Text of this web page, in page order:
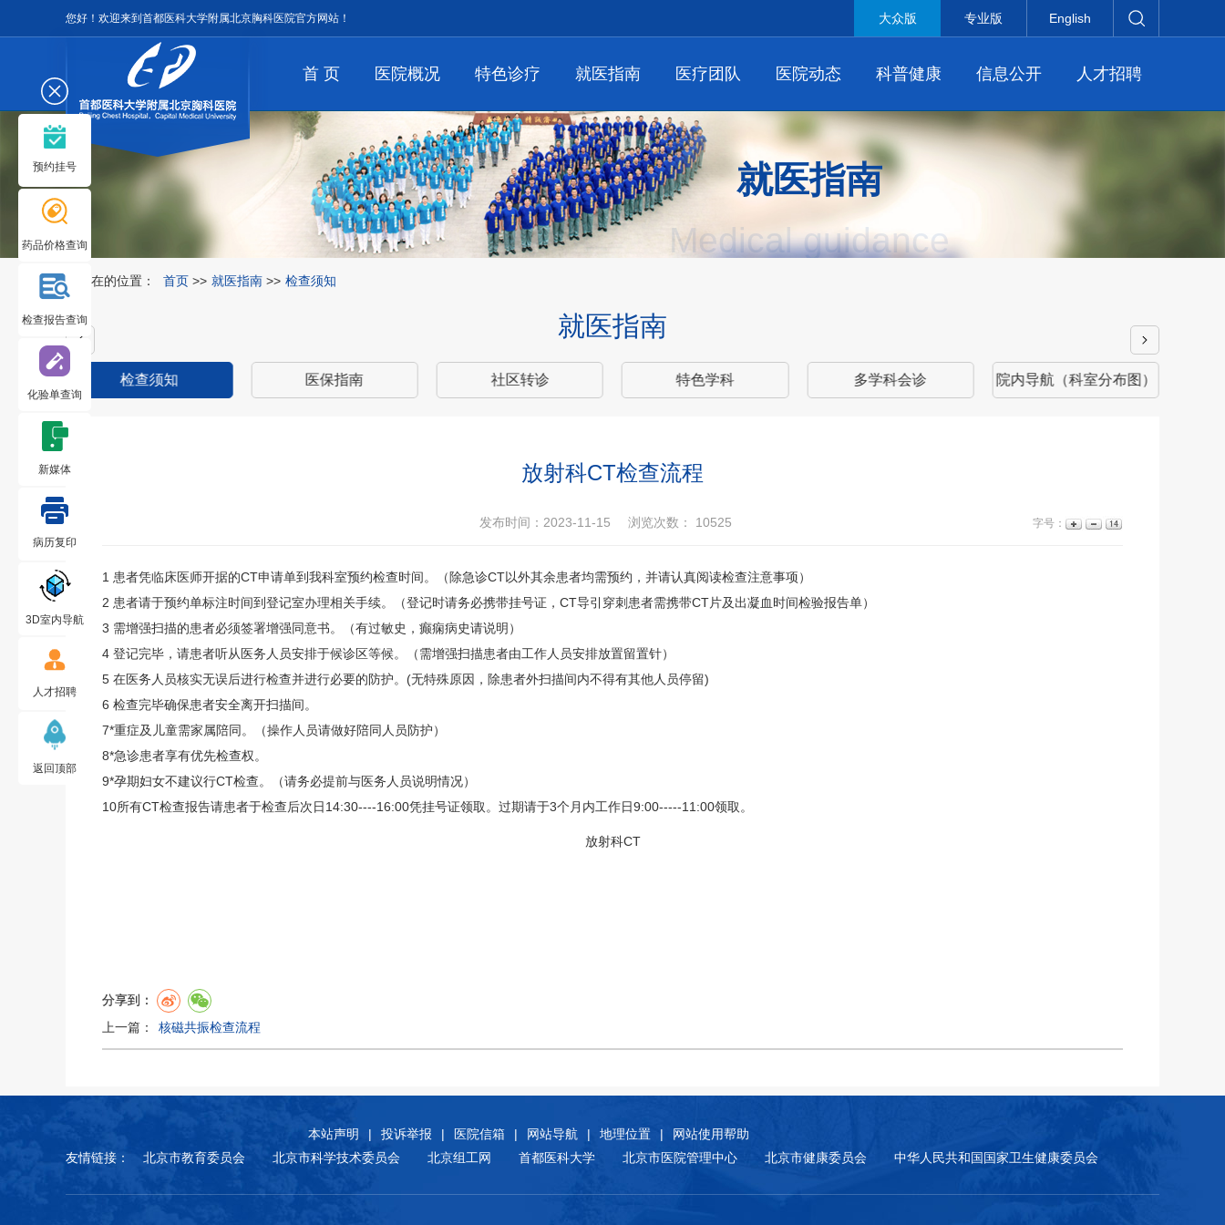
您好！欢迎来到首都医科大学附属北京胸科医院官方网站！ 大众版 专业版 English
首 页 医院概况 特色诊疗 就医指南 医疗团队 医院动态 科普健康 信息公开 人才招聘
就医指南
Medical guidance
您所在的位置： 首页 >> 就医指南 >> 检查须知
就医指南
检查须知 医保指南 社区转诊 特色学科 多学科会诊 院内导航（科室分布图）
放射科CT检查流程
发布时间：2023-11-15 浏览次数： 10525 字号：
1 患者凭临床医师开据的CT申请单到我科室预约检查时间。（除急诊CT以外其余患者均需预约，并请认真阅读检查注意事项）
2 患者请于预约单标注时间到登记室办理相关手续。（登记时请务必携带挂号证，CT导引穿刺患者需携带CT片及出凝血时间检验报告单）
3 需增强扫描的患者必须签署增强同意书。（有过敏史，癫痫病史请说明）
4 登记完毕，请患者听从医务人员安排于候诊区等候。（需增强扫描患者由工作人员安排放置留置针）
5 在医务人员核实无误后进行检查并进行必要的防护。(无特殊原因，除患者外扫描间内不得有其他人员停留)
6 检查完毕确保患者安全离开扫描间。
7*重症及儿童需家属陪同。（操作人员请做好陪同人员防护）
8*急诊患者享有优先检查权。
9*孕期妇女不建议行CT检查。（请务必提前与医务人员说明情况）
10所有CT检查报告请患者于检查后次日14:30----16:00凭挂号证领取。过期请于3个月内工作日9:00-----11:00领取。
放射科CT
分享到：
上一篇： 核磁共振检查流程
本站声明 | 投诉举报 | 医院信箱 | 网站导航 | 地理位置 |
网站使用帮助
友情链接：
北京市教育委员会 北京市科学技术委员会 北京组工网 首都医科大学 北京市医院管理中心 北京市健康委员会 中华人民共和国国家卫生健康委员会
预约挂号
药品价格查询
检查报告查询
化验单查询
新媒体
病历复印
3D室内导航
人才招聘
返回顶部